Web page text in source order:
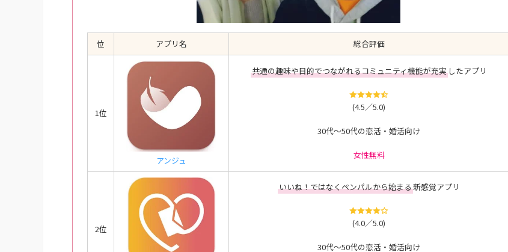
位 アプリ名 総合評価
1位
アンジュ
共通の趣味や目的でつながれるコミュニティ機能が充実 したアプリ
(4.5／5.0)
30代～50代の恋活・婚活向け
女性無料
2位
いいね！ではなくペンパルから始まる新感覚アプリ
(4.0／5.0)
30代～50代の恋活・婚活向け